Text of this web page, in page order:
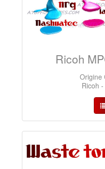
Ricoh
Origine
Ricoh